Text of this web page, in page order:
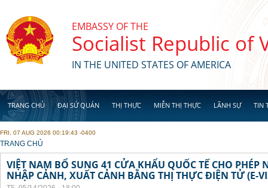
EMBASSY OF THE
Socialist Republic of
IN THE UNITED STATES OF AMERICA
TRANG CHỦ ĐẠI SỨ QUÁN THỊ THỰC MIỄN THỊ THỰC LÃNH SỰ TIN
FRI, 07 AUG 2026 00:19:43 -0400
YOU ARE HERE
TRANG CHỦ
VIỆT NAM BỔ SUNG 41 CỬA KHẨU QUỐC TẾ CHO
NHẬP CẢNH, XUẤT CẢNH BẰNG THỊ THỰC ĐIỆN TỬ (E-